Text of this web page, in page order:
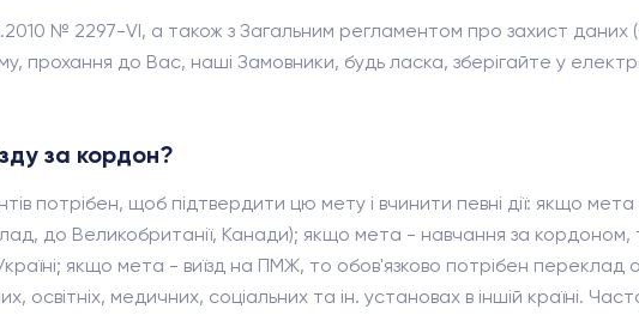
№ 2297-VI, а також з Загальним регламентом про захист даних
прохання до Вас, наші Замовники, будь ласка, зберігайте у
за кордон?
потрібен, щоб підтвердити цю мету і вчинити певні дії: якщо
до Великобританії, Канади); якщо мета - навчання за
якщо мета - виїзд на ПМЖ, то обов'язково потрібен переклад
медичних, соціальних та ін. установах в іншій країні.